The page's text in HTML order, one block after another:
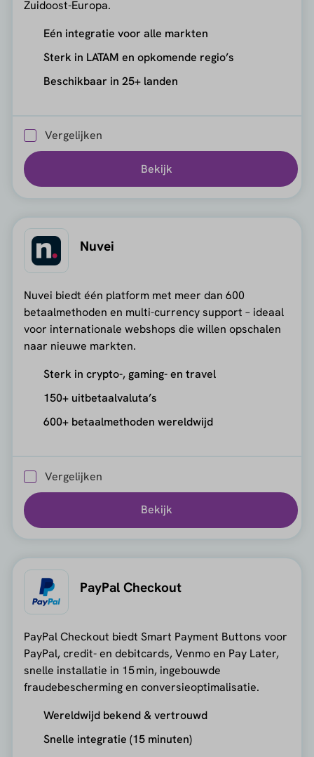
Zuidoost-Europa.
Eén integratie voor alle markten
Sterk in LATAM en opkomende regio’s
Beschikbaar in 25+ landen
Vergelijken
Bekijk
Nuvei
Nuvei biedt één platform met meer dan 600
betaalmethoden en multi-currency support – ideaal
voor internationale webshops die willen opschalen
naar nieuwe markten.
Sterk in crypto-, gaming- en travel
150+ uitbetaalvaluta’s
600+ betaalmethoden wereldwijd
Vergelijken
Bekijk
PayPal Checkout
PayPal Checkout biedt Smart Payment Buttons voor
PayPal, credit- en debitcards, Venmo en Pay Later,
snelle installatie in 15 min, ingebouwde
fraudebescherming en conversieoptimalisatie.
Wereldwijd bekend & vertrouwd
Snelle integratie (15 minuten)